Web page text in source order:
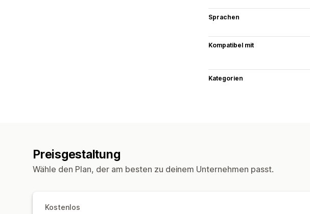
Sprachen
Kompatibel mit
Kategorien
Preisgestaltung
Wähle den Plan, der am besten zu deinem Unternehmen passt.
Kostenlos